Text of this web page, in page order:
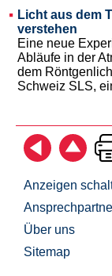
Licht aus dem
verstehen
Eine neue
Abläufe in der
dem
Schweiz SLS,
Anzeigen
Über uns
Sitemap